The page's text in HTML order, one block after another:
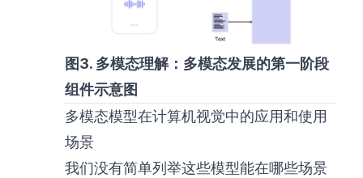
图3. 多模态理解：多模态发展的第一阶段
组件示意图
多模态模型在计算机视觉中的应用和使用
场景
我们没有简单列举这些模型能在哪些场景